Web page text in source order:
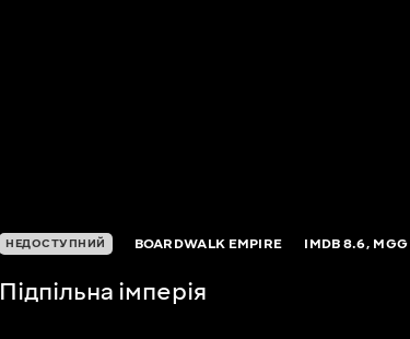
НЕДОСТУПНИЙ BOARDWALK EMPIRE IMDB8.6, MGG
Підпільна імперія